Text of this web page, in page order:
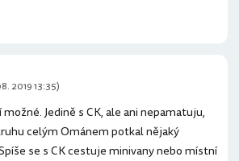
Jedině s CK, ale ani nepamatuju,
celým Ománem potkal nějaký
se s CK cestuje minivany nebo místní
2019 13:35)